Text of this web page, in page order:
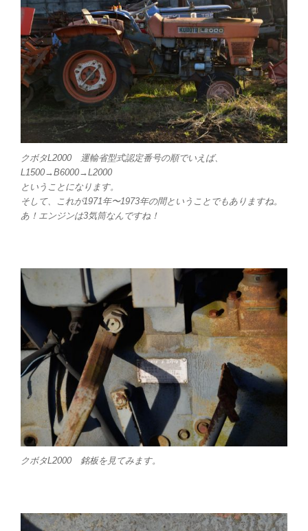
クボタL2000 運輸省型式認定番号の順でいえば、
L1500→B6000→L2000
ということになります。
そして、これが1971年〜1973年の間ということでもありますね。
あ！エンジンは3気筒なんですね！
クボタL2000 銘板を見てみます。